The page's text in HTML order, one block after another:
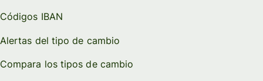
Códigos IBAN
Alertas del tipo de cambio
Compara los tipos de cambio